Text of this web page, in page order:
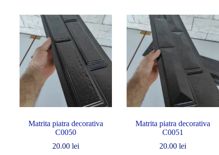
Matrita piatra decorativa
C0050
20.00 lei
Matrita piatra decorativa
C0051
20.00 lei